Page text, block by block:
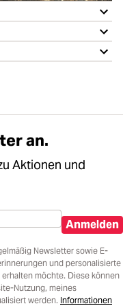
an.
Aktionen und
Anmelden
Newsletter sowie E-
und personalisierte
möchte. Diese können
Nutzung, meines
werden. Informationen